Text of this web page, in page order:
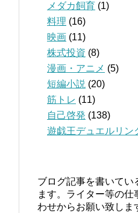
メダカ飼育 (1)
料理 (16)
映画 (11)
株式投資 (8)
漫画・アニメ (5)
短編小説 (20)
筋トレ (11)
自己啓発 (138)
遊戯王デュエルリン
ブログ記事を書いてい
ます。ライター等の仕
わせからお願い致しま